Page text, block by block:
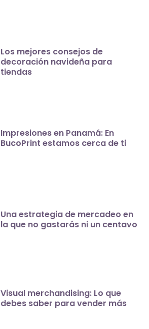
Los mejores consejos de
decoración navideña para
tiendas
Impresiones en Panamá: En
BucoPrint estamos cerca de ti
Una estrategia de mercadeo en
la que no gastarás ni un centavo
Visual merchandising: Lo que
debes saber para vender más